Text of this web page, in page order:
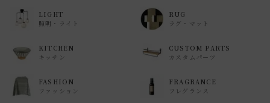
LIGHT
照明・ライト
RUG
ラグ・マット
KITCHEN
キッチン
CUSTOM PARTS
カスタムパーツ
FASHION
ファッション
FRAGRANCE
フレグランス